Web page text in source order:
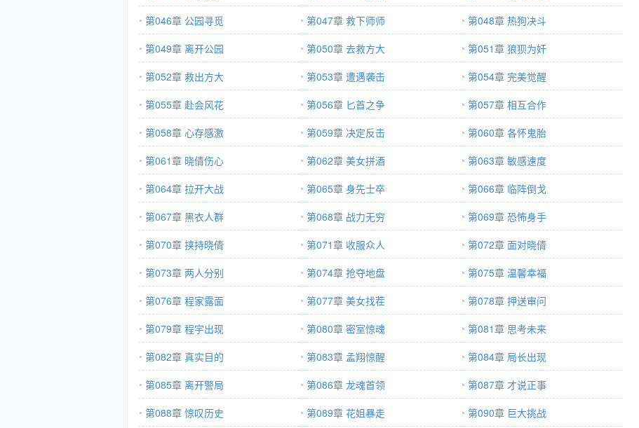
第046章 公园寻觅
第047章 救下师师
第048章 热狗决斗
第049章 离开公园
第050章 去救方大
第051章 狼狈为奸
第052章 救出方大
第053章 遭遇袭击
第054章 完美觉醒
第055章 赴会风花
第056章 匕首之争
第057章 相互合作
第058章 心存感激
第059章 决定反击
第060章 各怀鬼胎
第061章 晓倩伤心
第062章 美女拼酒
第063章 敏感速度
第064章 拉开大战
第065章 身先士卒
第066章 临阵倒戈
第067章 黑衣人群
第068章 战力无穷
第069章 恐怖身手
第070章 挟持晓倩
第071章 收服众人
第072章 面对晓倩
第073章 两人分别
第074章 抢夺地盘
第075章 温馨幸福
第076章 程家露面
第077章 美女找茬
第078章 押送审问
第079章 程宇出现
第080章 密室惊魂
第081章 思考未来
第082章 真实目的
第083章 孟翔惊醒
第084章 局长出现
第085章 离开警局
第086章 龙魂首领
第087章 才说正事
第088章 惊叹历史
第089章 花姐暴走
第090章 巨大挑战